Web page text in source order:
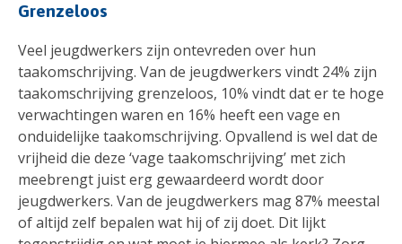
Grenzeloos
Veel jeugdwerkers zijn ontevreden over hun
taakomschrijving. Van de jeugdwerkers vindt 24% zijn
taakomschrijving grenzeloos, 10% vindt dat er te hoge
verwachtingen waren en 16% heeft een vage en
onduidelijke taakomschrijving. Opvallend is wel dat de
vrijheid die deze ‘vage taakomschrijving’ met zich
meebrengt juist erg gewaardeerd wordt door
jeugdwerkers. Van de jeugdwerkers mag 87% meestal
of altijd zelf bepalen wat hij of zij doet. Dit lijkt